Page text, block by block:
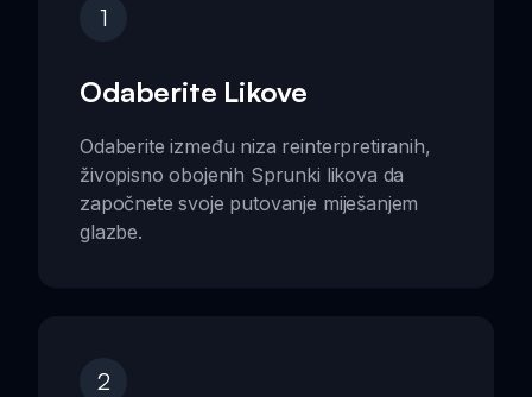
1
Odaberite Likove
Odaberite između niza reinterpretiranih,
živopisno obojenih Sprunki likova da
započnete svoje putovanje miješanjem
glazbe.
2